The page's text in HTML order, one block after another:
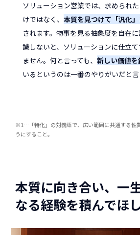
ソリューション営業では、求められ
けではなく、本質を見つけて「汎化
されます。物事を見る抽象度を自在
識しないと、ソリューションに仕立
ません。何と言っても、新しい価値
いるというのは一番のやりがいだと言
※1…「特化」の対義語で、広い範囲に共通する性
うにすること。
本質に向き合い、一
なる経験を積んでほし